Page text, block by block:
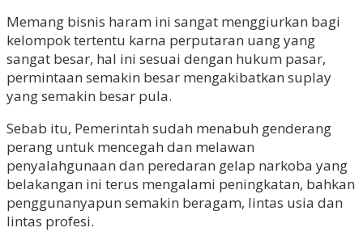
Memang bisnis haram ini sangat menggiurkan bagi
kelompok tertentu karna perputaran uang yang
sangat besar, hal ini sesuai dengan hukum pasar,
permintaan semakin besar mengakibatkan suplay
yang semakin besar pula.
Sebab itu, Pemerintah sudah menabuh genderang
perang untuk mencegah dan melawan
penyalahgunaan dan peredaran gelap narkoba yang
belakangan ini terus mengalami peningkatan, bahkan
penggunanyapun semakin beragam, lintas usia dan
lintas profesi.